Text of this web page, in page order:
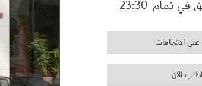
في تمام 23:30
الاتجاهات
اطلب الآن